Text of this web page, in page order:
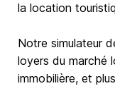
la location
Notre simulateur
loyers du marché
immobilière, et